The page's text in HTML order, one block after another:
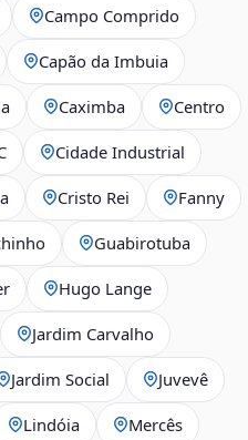
Campo Comprido
Capão da Imbuia
Caximba Centro
Cidade Industrial
Cristo Rei Fanny
Guabirotuba
Hugo Lange
Jardim Carvalho
Jardim Social Juvevê
Lindóia Mercês